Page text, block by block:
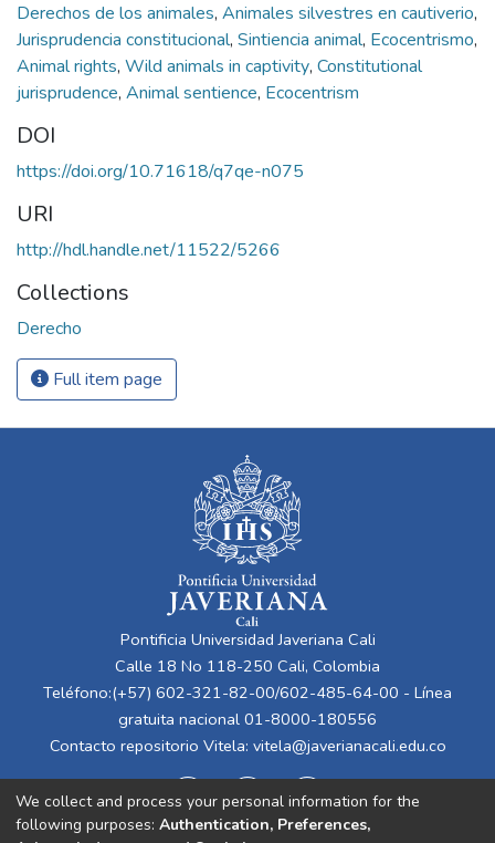
Derechos de los animales, Animales silvestres en cautiverio,
Jurisprudencia constitucional, Sintiencia animal, Ecocentrismo,
Animal rights, Wild animals in captivity, Constitutional
jurisprudence, Animal sentience, Ecocentrism
DOI
https://doi.org/10.71618/q7qe-n075
URI
http://hdl.handle.net/11522/5266
Collections
Derecho
Full item page
Pontificia Universidad Javeriana Cali
Calle 18 No 118-250 Cali, Colombia
Teléfono:(+57) 602-321-82-00/602-485-64-00 - Línea
gratuita nacional 01-8000-180556
Contacto repositorio Vitela: vitela@javerianacali.edu.co
We collect and process your personal information for the
following purposes: Authentication, Preferences,